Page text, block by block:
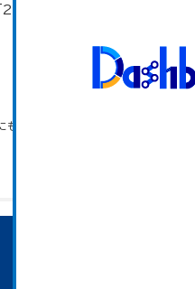
2-3 人口集中地区の推移」
もアクセス可能です